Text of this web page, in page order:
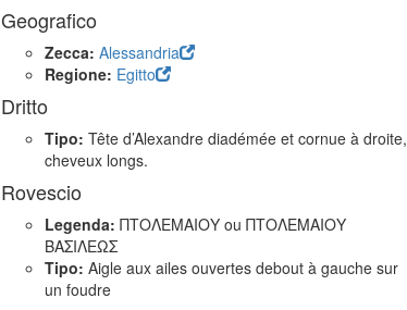
Geografico
Zecca: Alessandria
Regione: Egitto
Dritto
Tipo: Tête d’Alexandre diadémée et cornue à droite,
cheveux longs.
Rovescio
Legenda: ΠΤΟΛΕΜΑΙΟΥ ou ΠΤΟΛΕΜΑΙΟΥ
ΒΑΣΙΛΕΩΣ
Tipo: Aigle aux ailes ouvertes debout à gauche sur
un foudre